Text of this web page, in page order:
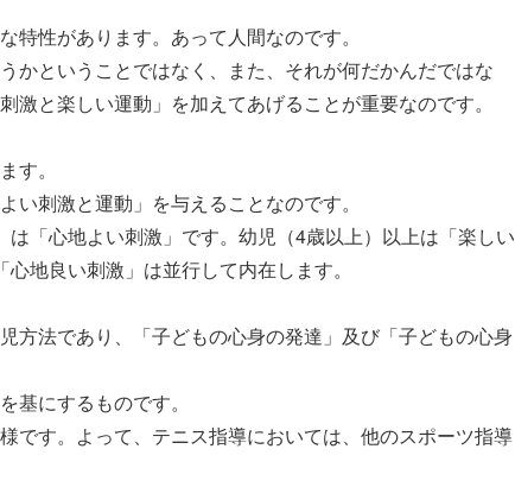
性があります。あって人間なのです。
かということではなく、また、それが何だかんだではな
激と楽しい運動」を加えてあげることが重要なのです。
す。
刺激と運動」を与えることなのです。
「心地よい刺激」です。幼児（4歳以上）以上は「楽しい
心地良い刺激」は並行して内在します。
方法であり、「子どもの心身の発達」及び「子どもの心身
基にするものです。
です。よって、テニス指導においては、他のスポーツ指導